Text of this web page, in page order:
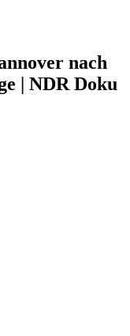
nach
| NDR Doku